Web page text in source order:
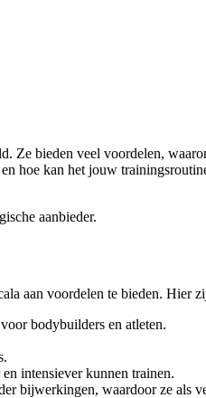
bieden veel voordelen,
hoe kan het jouw
aanbieder.
aan voordelen te bieden. Hier
bodybuilders en atleten.
intensiever kunnen trainen.
bijwerkingen, waardoor ze als